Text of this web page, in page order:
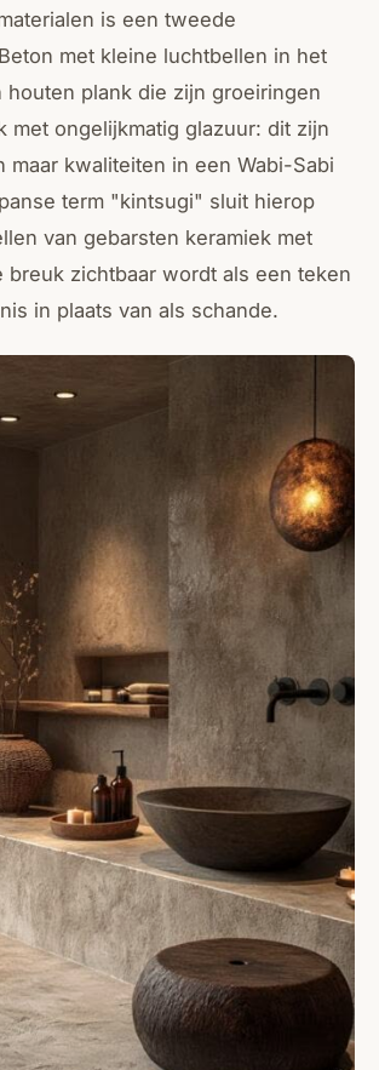
is een tweede
met kleine luchtbellen in het
houten plank die zijn groeiringen
met ongelijkmatig glazuur: dit zijn
maar kwaliteiten in een Wabi-Sabi
term "kintsugi" sluit hierop
van gebarsten keramiek met
breuk zichtbaar wordt als een teken
in plaats van als schande.